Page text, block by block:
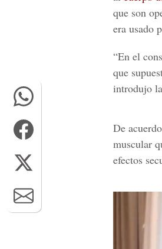
que son
era usado
“En el
que
introdujo
De
muscular
efectos